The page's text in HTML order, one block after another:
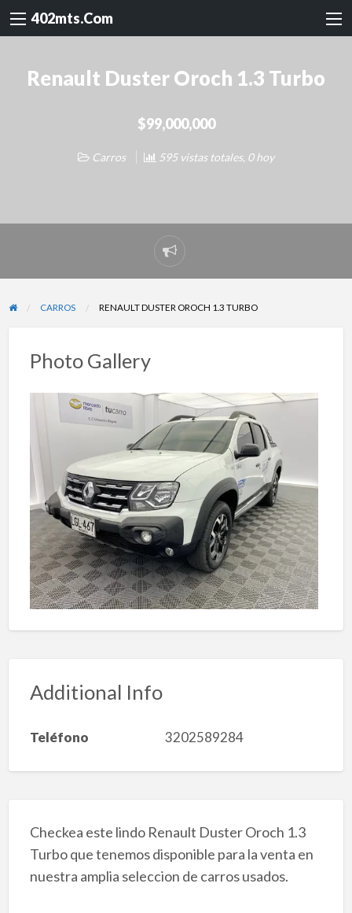
402mts.Com
Renault Duster Oroch 1.3 Turbo
$99,000,000
Carros 595 vistas totales, 0 hoy
Reportar
problema
CARROS RENAULT DUSTER OROCH 1.3 TURBO
Photo Gallery
Additional Info
Teléfono 3202589284
Checkea este lindo Renault Duster Oroch 1.3
Turbo que tenemos disponible para la venta en
nuestra amplia seleccion de carros usados.